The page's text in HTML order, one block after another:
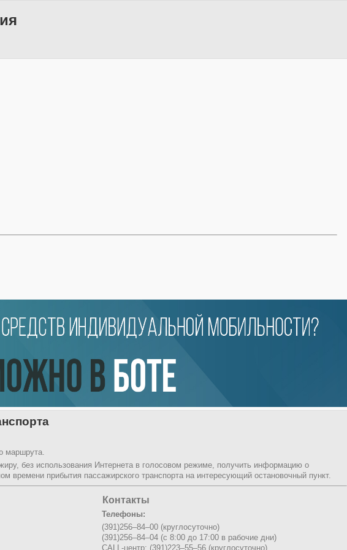
маршрута.
без использования Интернета в голосовом режиме, получить информацию о
времени прибытия пассажирского транспорта на интересующий остановочный пункт.
Контакты
Телефоны:
(391)256–84–00 (круглосуточно)
(391)256–84–04 (с 8:00 до 17:00 в рабочие дни)
CALL-центр: (391)223–55–56 (круглосуточно)